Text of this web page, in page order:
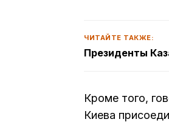
ЧИТАЙТЕ ТАКЖЕ:
Президенты
Кроме того,
Киева